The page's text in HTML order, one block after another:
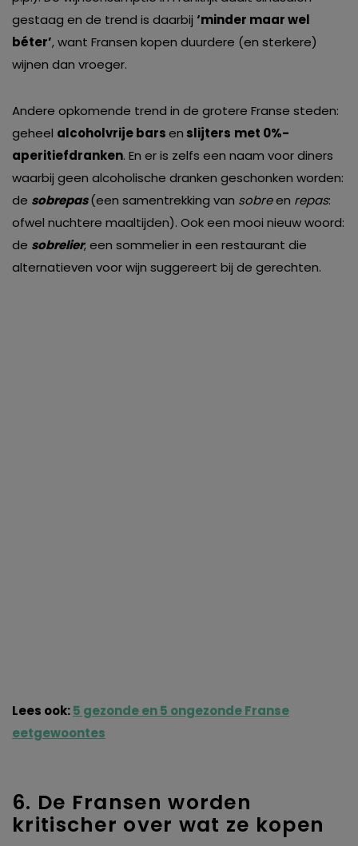
gestaag en de trend is daarbij ‘minder maar wel
béter’, want Fransen kopen duurdere (en sterkere)
wijnen dan vroeger.
Andere opkomende trend in de grotere Franse steden:
geheel alcoholvrije barsen slijters met 0%-
aperitiefdranken. En er is zelfs een naam voor diners
waarbij geen alcoholische dranken geschonken worden:
de sobrepas(een samentrekking van sobreen repas:
ofwel nuchtere maaltijden). Ook een mooi nieuw woord:
de sobrelier, een sommelier in een restaurant die
alternatieven voor wijn suggereert bij de gerechten.
Lees ook:5 gezonde en 5 ongezonde Franse
eetgewoontes
6. De Fransen worden
kritischer over wat ze kopen